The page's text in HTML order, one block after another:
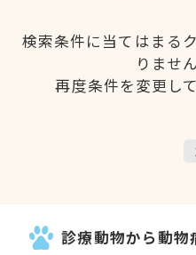
検索条件に当てはまる
りませ
再度条件を変更し
診療動物から動物